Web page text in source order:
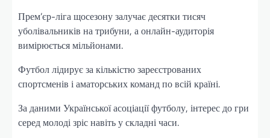
Прем’єр-ліга щосезону залучає десятки тисяч
уболівальників на трибуни, а онлайн-аудиторія
вимірюється мільйонами.
Футбол лідирує за кількістю зареєстрованих
спортсменів і аматорських команд по всій країні.
За даними Української асоціації футболу, інтерес до гри
серед молоді зріс навіть у складні часи.